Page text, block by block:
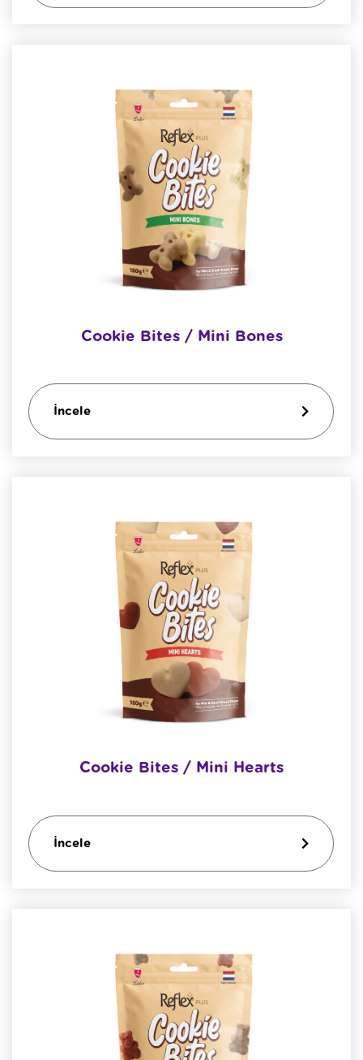
Cookie Bites / Mini Bones
İncele
Cookie Bites / Mini Hearts
İncele